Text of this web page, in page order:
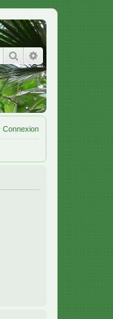
Rechercher
Connexion